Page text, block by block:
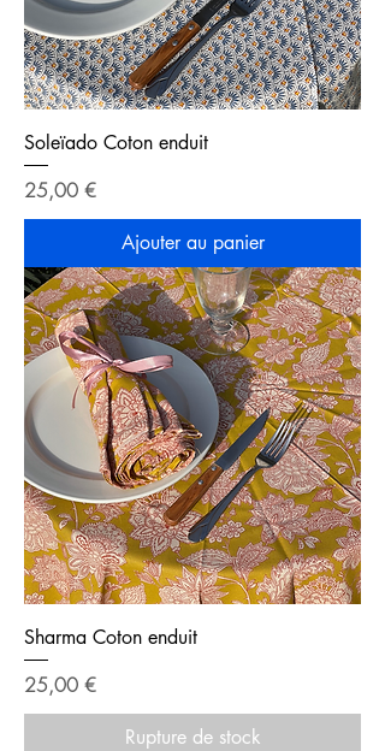
Soleïado Coton enduit
Prix
25,00 €
Ajouter au panier
Sharma Coton enduit
Prix
25,00 €
Rupture de stock